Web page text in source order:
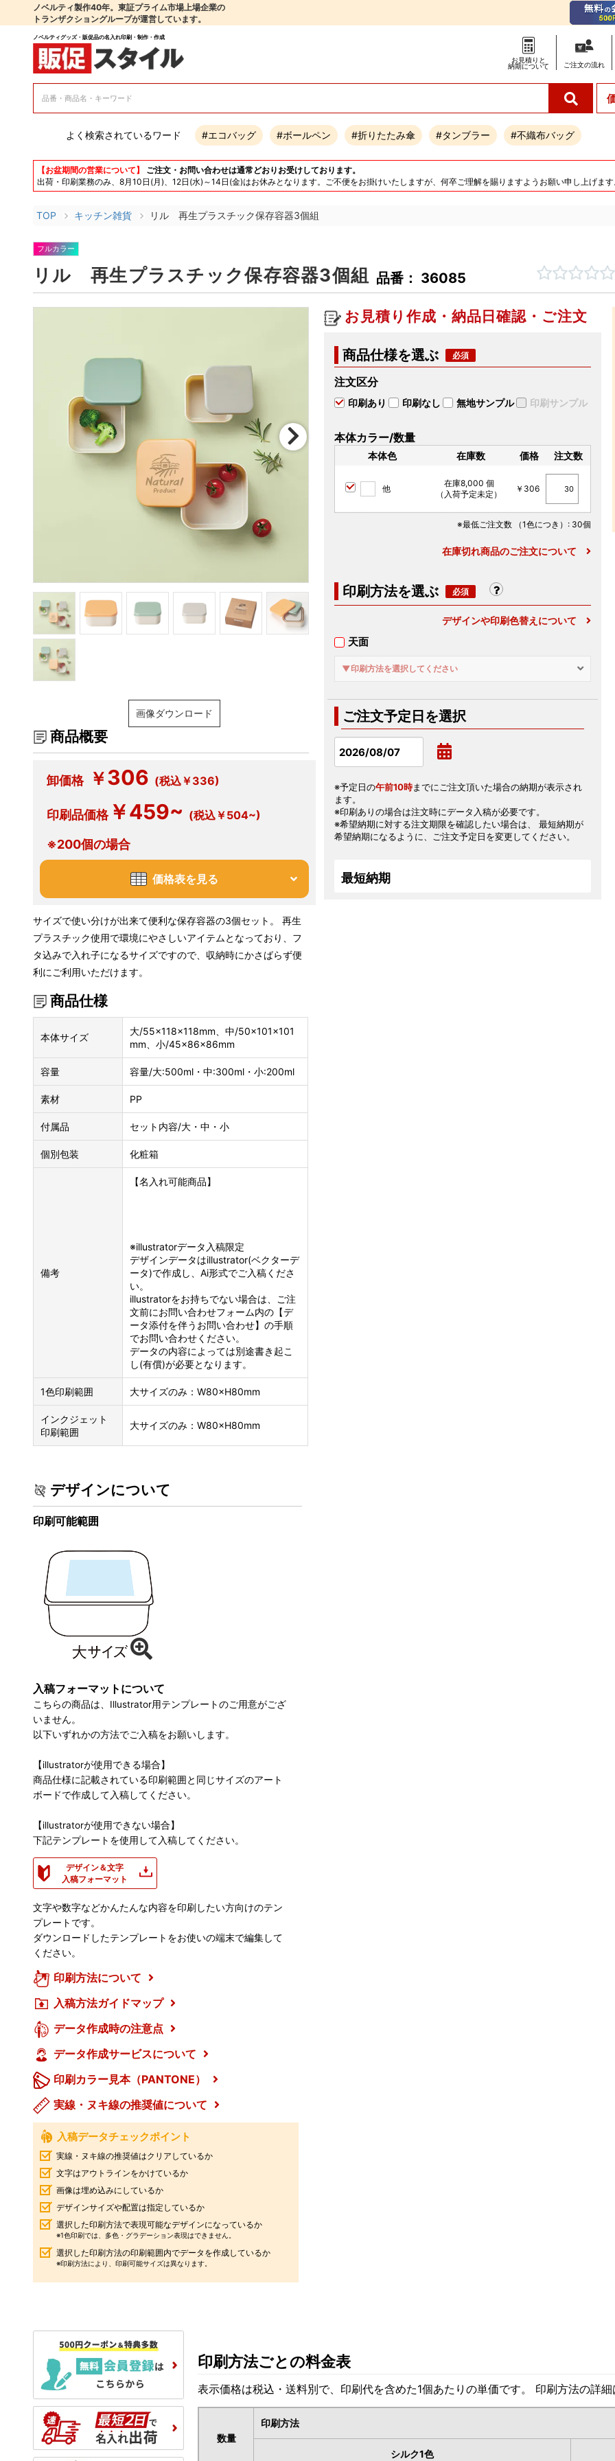
ノベルティ製作40年。東証プライム市場上場企業の
トランザクショングループが運営しています。
ノベルティグッズ・販促品の名入れ印刷・制作・作成
お見積りと
納期について
ご注文の流れ
よく検索されているワード #エコバッグ #ボールペン #折りたたみ傘 #タンブラー #不織布バッグ
【お盆期間の営業について】
ご注文・お問い合わせは通常どおりお受けしております。
出荷・印刷業務のみ、8月10日(月)、12日(水)～14日(金)はお休みとなります。ご不便をお掛けいたしますが、何卒ご理解を賜りますようお願い申し上げま
TOP キッチン雑貨 リル 再生プラスチック保存容器3個組
フルカラー
リル 再生プラスチック保存容器3個組 品番： 36085
画像ダウンロード
商品概要
卸価格 ￥306 (税込￥336)
印刷品価格￥459~ (税込￥504~)
※200個の場合
価格表を見る
サイズで使い分けが出来て便利な保存容器の3個セット。 再生
プラスチック使用で環境にやさしいアイテムとなっており、フ
タ込みで入れ子になるサイズですので、収納時にかさばらず便
利にご利用いただけます。
商品仕様
本体サイズ
大/55×118×118mm、中/50×101×101
mm、小/45×86×86mm
容量 容量/大:500ml・中:300ml・小:200ml
素材 PP
付属品 セット内容/大・中・小
個別包装 化粧箱
備考
【名入れ可能商品】
※illustratorデータ入稿限定
デザインデータはillustrator(ベクターデ
ータ)で作成し、Ai形式でご入稿くださ
い。
illustratorをお持ちでない場合は、ご注
文前にお問い合わせフォーム内の【デ
ータ添付を伴うお問い合わせ】の手順
でお問い合わせください。
データの内容によっては別途書き起こ
し(有償)が必要となります。
1色印刷範囲 大サイズのみ：W80×H80mm
インクジェット
印刷範囲
大サイズのみ：W80×H80mm
デザインについて
印刷可能範囲
入稿フォーマットについて
こちらの商品は、Illustrator用テンプレートのご用意がござ
いません。
以下いずれかの方法でご入稿をお願いします。
【illustratorが使用できる場合】
商品仕様に記載されている印刷範囲と同じサイズのアート
ボードで作成して入稿してください。
【illustratorが使用できない場合】
下記テンプレートを使用して入稿してください。
デザイン＆文字
入稿フォーマット
文字や数字などかんたんな内容を印刷したい方向けのテン
プレートです。
ダウンロードしたテンプレートをお使いの端末で編集して
ください。
印刷方法について
入稿方法ガイドマップ
データ作成時の注意点
データ作成サービスについて
印刷カラー見本（PANTONE）
実線・ヌキ線の推奨値について
入稿データチェックポイント
実線・ヌキ線の推奨値はクリアしているか
文字はアウトラインをかけているか
画像は埋め込みにしているか
デザインサイズや配置は指定しているか
選択した印刷方法で表現可能なデザインになっているか
※1色印刷では、多色・グラデーション表現はできません。
選択した印刷方法の印刷範囲内でデータを作成しているか
※印刷方法により、印刷可能サイズは異なります。
お見積り作成・納品日確認・ご注文
商品仕様を選ぶ
注文区分
印刷あり 印刷なし 無地サンプル 印刷サンプル
本体カラー/数量
本体色 在庫数 価格 注文数
他
在庫8,000 個
（入荷予定未定）
￥306
※最低ご注文数 （1色につき） : 30個
在庫切れ商品のご注文について
印刷方法を選ぶ
デザインや印刷色替えについて
天面
▼印刷方法を選択してください
ご注文予定日を選択
※予定日の午前10時までにご注文頂いた場合の納期が表示され
ます。
※印刷ありの場合は注文時にデータ入稿が必要です。
※希望納期に対する注文期限を確認したい場合は、 最短納期が
希望納期になるように、ご注文予定日を変更してください。
最短納期
印刷方法ごとの料金表
表示価格は税込・送料別で、印刷代を含めた1個あたりの単価です。 印刷方法の詳
数量
印刷方法
シルク1色